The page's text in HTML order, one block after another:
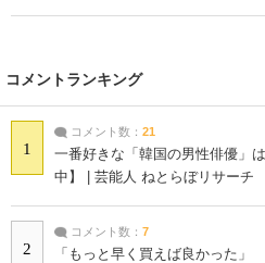
コメントランキング
1
コメント数： 21
一番好きな「韓国の男性俳優」
中】 | 芸能人 ねとらぼリサーチ
2
コメント数： 7
「もっと早く買えば良かった」